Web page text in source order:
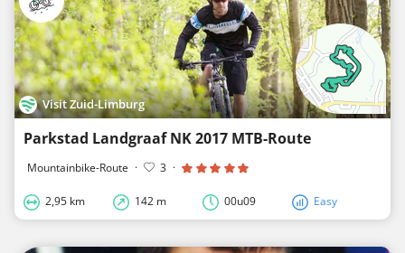
Visit Zuid-Limburg
Parkstad Landgraaf NK 2017 MTB-Route
Mountainbike-Route · 3 ·
2,95 km 142 m 00u09 Easy